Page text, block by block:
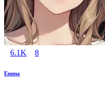
6.1K 8
Emma